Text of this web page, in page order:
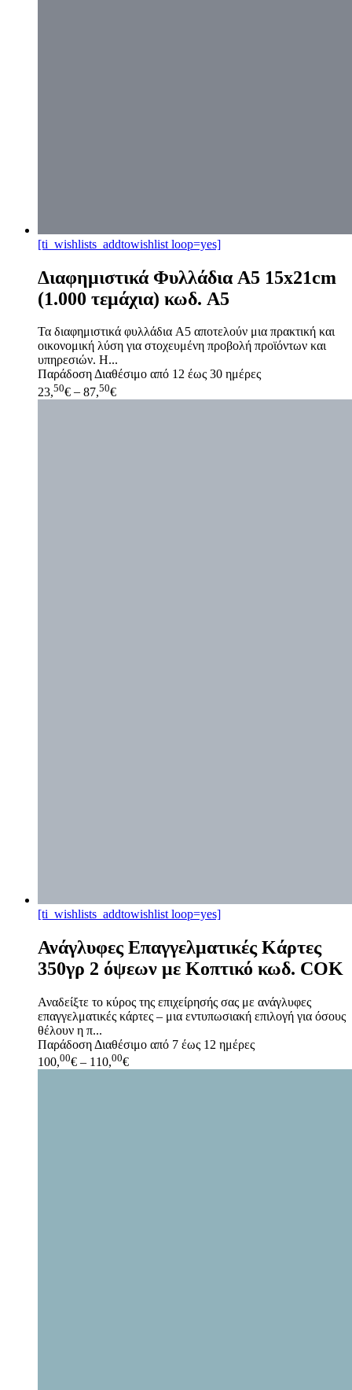
[ti_wishlists_addtowishlist loop=yes]
Διαφημιστικά Φυλλάδια A5 15x21cm
(1.000 τεμάχια) κωδ. A5
Τα διαφημιστικά φυλλάδια A5 αποτελούν μια πρακτική και
οικονομική λύση για στοχευμένη προβολή προϊόντων και
υπηρεσιών. Η...
ΠαράδοσηΔιαθέσιμο από 12 έως 30 ημέρες
23,50€ – 87,50€
[ti_wishlists_addtowishlist loop=yes]
Ανάγλυφες Επαγγελματικές Κάρτες
350γρ 2 όψεων με Κοπτικό κωδ. COK
Αναδείξτε το κύρος της επιχείρησής σας με ανάγλυφες
επαγγελματικές κάρτες – μια εντυπωσιακή επιλογή για όσους
θέλουν η π...
Παράδοση Διαθέσιμο από 7 έως 12 ημέρες
100,00€ – 110,00€